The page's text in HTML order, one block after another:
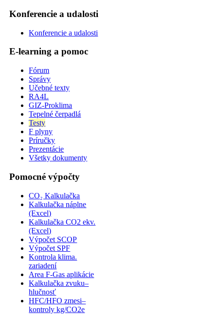
Konferencie a udalosti
Konferencie a udalosti
E-learning a pomoc
Fórum
Správy
Učebné texty
RA4L
GIZ-Proklima
Tepelné čerpadlá
Testy
F plyny
Príručky
Prezentácie
Všetky dokumenty
Pomocné výpočty
CO₂ Kalkulačka
Kalkulačka náplne
(Excel)
Kalkulačka CO2 ekv.
(Excel)
Výpočet SCOP
Výpočet SPF
Kontrola klima.
zariadení
Area F-Gas aplikácie
Kalkulačka zvuku–
hlučnosť
HFC/HFO zmesi–
kontroly kg/CO2e